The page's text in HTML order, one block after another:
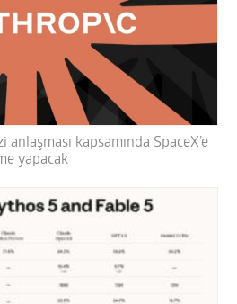
kapsamında SpaceX’e
yapacak